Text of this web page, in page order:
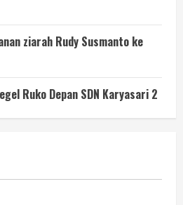
ziarah Rudy Susmanto ke
Ruko Depan SDN Karyasari 2